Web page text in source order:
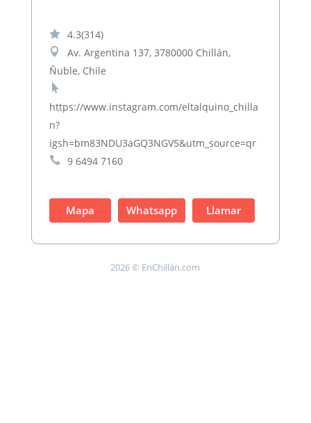
 4.3(314)

Av. Argentina 137, 3780000 Chillán,
Ñuble, Chile

https://www.instagram.com/eltalquino_chilla
n?
igsh=bm83NDU3aGQ3NGV5&utm_source=qr
 9 6494 7160
Mapa Whatsapp Llamar
2026 © EnChillán.com